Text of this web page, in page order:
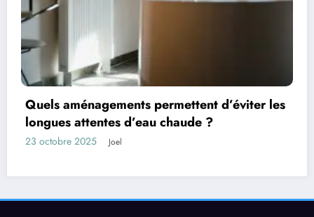
Les facteurs qui influencent la durée de vente
d’un bien
13 octobre 2025